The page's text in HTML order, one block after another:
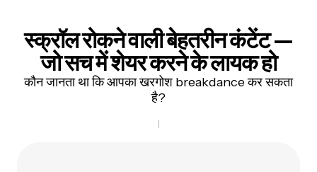
स्क्रॉल रोकने वाली बेहतरीन कंटेंट —
जो सच में शेयर करने के लायक हो
कौन जानता था कि आपका खरगोश breakdance कर सकता
है?